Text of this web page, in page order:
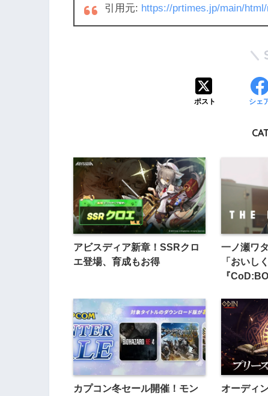
引用元: https://prtimes.jp/main/
ポスト シェ
アビスディア新章！SSRクロ
エ登場、育成もお得
一ノ瀬ワ
「おいし
『
カプコン冬セール開催！モン
オーディ